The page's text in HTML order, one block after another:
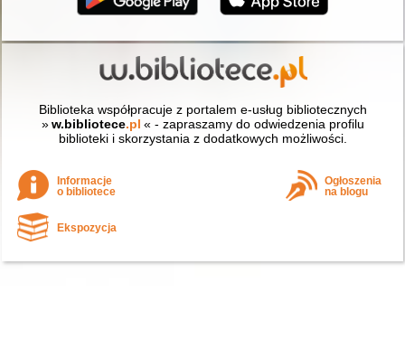
Biblioteka współpracuje z portalem e-usług bibliotecznych
» w.bibliotece.pl « - zapraszamy do odwiedzenia profilu
biblioteki i skorzystania z dodatkowych możliwości.
Informacje
o bibliotece
Ogłoszenia
na blogu
Ekspozycja